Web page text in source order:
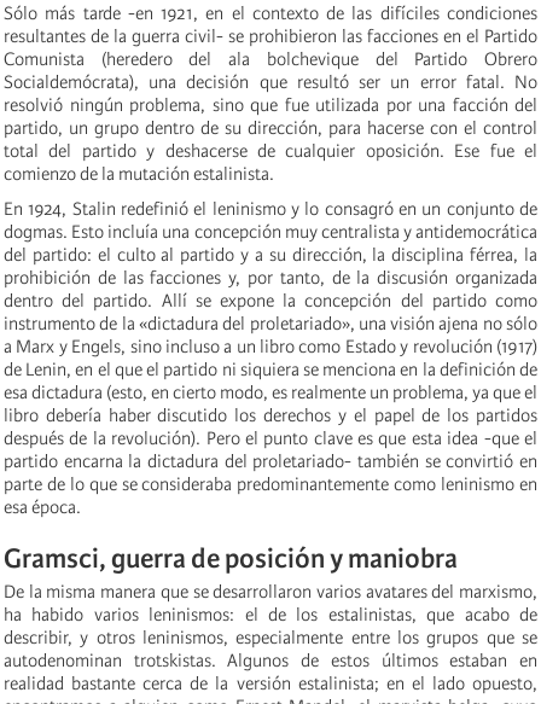
Sólo más tarde -en 1921, en el contexto de las difíciles condiciones
resultantes de la guerra civil- se prohibieron las facciones en el Partido
Comunista (heredero del ala bolchevique del Partido Obrero
Socialdemócrata), una decisión que resultó ser un error fatal. No
resolvió ningún problema, sino que fue utilizada por una facción del
partido, un grupo dentro de su dirección, para hacerse con el control
total del partido y deshacerse de cualquier oposición. Ese fue el
comienzo de la mutación estalinista.
En 1924, Stalin redefinió el leninismo y lo consagró en un conjunto de
dogmas. Esto incluía una concepción muy centralista y antidemocrática
del partido: el culto al partido y a su dirección, la disciplina férrea, la
prohibición de las facciones y, por tanto, de la discusión organizada
dentro del partido. Allí se expone la concepción del partido como
instrumento de la «dictadura del proletariado», una visión ajena no sólo
a Marx y Engels, sino incluso a un libro como Estado y revolución (1917)
de Lenin, en el que el partido ni siquiera se menciona en la definición de
esa dictadura (esto, en cierto modo, es realmente un problema, ya que el
libro debería haber discutido los derechos y el papel de los partidos
después de la revolución). Pero el punto clave es que esta idea -que el
partido encarna la dictadura del proletariado- también se convirtió en
parte de lo que se consideraba predominantemente como leninismo en
esa época.
Gramsci, guerra de posición y maniobra
De la misma manera que se desarrollaron varios avatares del marxismo,
ha habido varios leninismos: el de los estalinistas, que acabo de
describir, y otros leninismos, especialmente entre los grupos que se
autodenominan trotskistas. Algunos de estos últimos estaban en
realidad bastante cerca de la versión estalinista; en el lado opuesto,